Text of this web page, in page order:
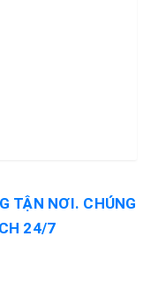
TẬN NƠI. CHÚNG
24/7